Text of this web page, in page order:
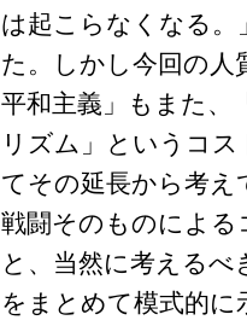
は起こらなくなる
た。しかし今回の人
平和主義」もまた、
リズム」というコ
てその延長から考え
戦闘そのものによる
と、当然に考える
をまとめて模式的